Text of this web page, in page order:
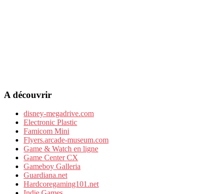
A découvrir
disney-megadrive.com
Electronic Plastic
Famicom Mini
Flyers.arcade-museum.com
Game & Watch en ligne
Game Center CX
Gameboy Galleria
Guardiana.net
Hardcoregaming101.net